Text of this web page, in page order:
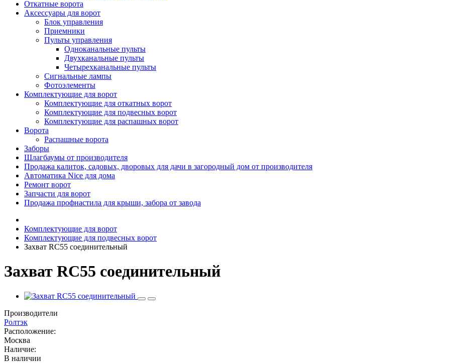
Откатные ворота
Аксессуары для ворот
Блок управления
Приемники
Пульты управления
Одноканальные пульты
Двухканальные пульты
Четырехканальные пульты
Сигнальные лампы
Фотоэлементы
Комплектующие для ворот
Комплектующие для откатных ворот
Комплектующие для подвесных ворот
Комплектующие для распашных ворот
Ворота
Распашные ворота
Заборы
Шлагбаумы от производителя
Продажа калиток, садовых, дворовых для дачи в загородный дом от производителя
Автоматика Nice для дома
Ремонт ворот
Запчасти для ворот
Продажа профнастила для крыши, забора от завода
Комплектующие для ворот
Комплектующие для подвесных ворот
Захват RC55 соединительный
Захват RC55 соединительный
Производители
Ролтэк
Расположение:
Москва
Наличие:
В наличии